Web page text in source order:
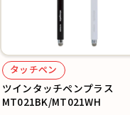
タッチペン
ツインタッチペンプラス
MT021BK/MT021WH